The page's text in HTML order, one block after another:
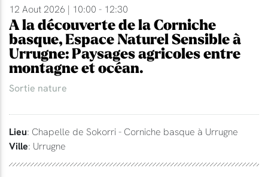
12 Aout 2026 | 10:00 - 12:30
A la découverte de la Corniche
basque, Espace Naturel Sensible à
Urrugne: Paysages agricoles entre
montagne et océan.
Sortie nature
Lieu: Chapelle de Sokorri - Corniche basque à Urrugne
Ville: Urrugne